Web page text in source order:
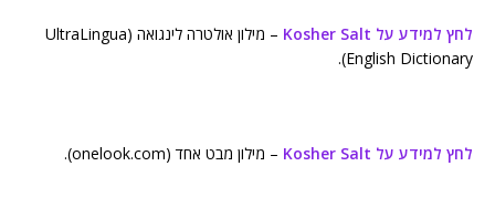
לחץ למידע על Kosher Salt
– מילון אולטרה לינגואה (UltraLingua
English Dictionary).
לחץ למידע על Kosher Salt – מילון מבט אחד (onelook.com).